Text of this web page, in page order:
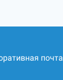
почта